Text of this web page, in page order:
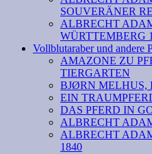
SOUVERÄNER
ALBRECHT
WÜRTTEMBERG
Vollblutaraber und andere
AMAZONE ZU
TIERGARTEN
BJØRN MELHUS,
EIN
DAS PFERD IN
ALBRECHT
ALBRECHT
1840